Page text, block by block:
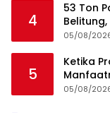
4
53 Ton
Diburu
05/08/
5
Ketika
05/08/